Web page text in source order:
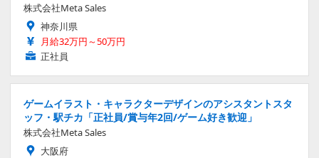
株式会社Meta Sales
神奈川県
月給32万円～50万円
正社員
ゲームイラスト・キャラクターデザインのアシスタントスタ
ッフ・駅チカ「正社員/賞与年2回/ゲーム好き歓迎」
株式会社Meta Sales
大阪府